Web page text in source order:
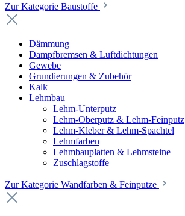
Zur Kategorie Baustoffe
Dämmung
Dampfbremsen & Luftdichtungen
Gewebe
Grundierungen & Zubehör
Kalk
Lehmbau
Lehm-Unterputz
Lehm-Oberputz & Lehm-Feinputz
Lehm-Kleber & Lehm-Spachtel
Lehmfarben
Lehmbauplatten & Lehmsteine
Zuschlagstoffe
Zur Kategorie Wandfarben & Feinputze